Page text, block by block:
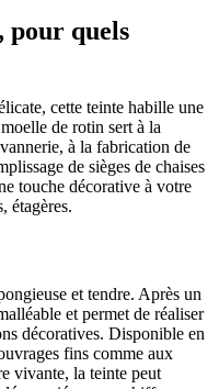
pour quels
cette teinte habille une
de rotin sert à la
à la fabrication de
de sièges de chaises
touche décorative à votre
étagères.
et tendre. Après un
et permet de réaliser
décoratives. Disponible en
fins comme aux
vivante, la teinte peut